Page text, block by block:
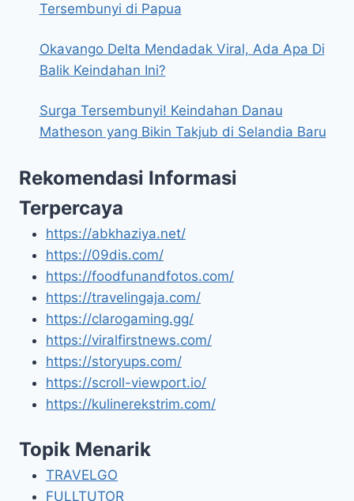
Tersembunyi di Papua
Okavango Delta Mendadak Viral, Ada Apa Di
Balik Keindahan Ini?
Surga Tersembunyi! Keindahan Danau
Matheson yang Bikin Takjub di Selandia Baru
Rekomendasi Informasi
Terpercaya
https://abkhaziya.net/
https://09dis.com/
https://foodfunandfotos.com/
https://travelingaja.com/
https://clarogaming.gg/
https://viralfirstnews.com/
https://storyups.com/
https://scroll-viewport.io/
https://kulinerekstrim.com/
Topik Menarik
TRAVELGO
FULLTUTOR